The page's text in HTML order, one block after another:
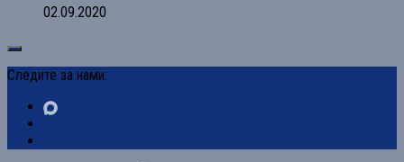
02.09.2020
Следите за нами: